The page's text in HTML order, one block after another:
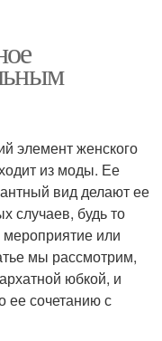
элемент женского
из моды. Ее
вид делают ее
случаев, будь то
или
мы рассмотрим,
юбкой, и
ее сочетанию с